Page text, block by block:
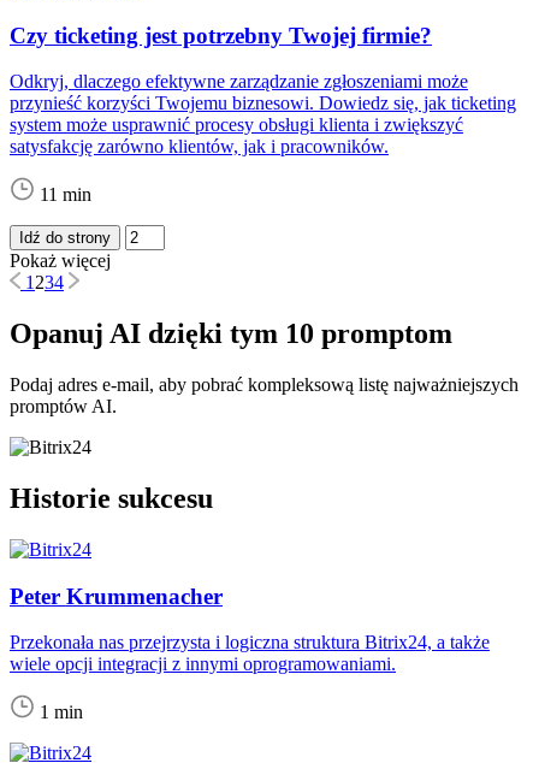
Czy ticketing jest potrzebny Twojej firmie?
Odkryj, dlaczego efektywne zarządzanie zgłoszeniami może
przynieść korzyści Twojemu biznesowi. Dowiedz się, jak ticketing
system może usprawnić procesy obsługi klienta i zwiększyć
satysfakcję zarówno klientów, jak i pracowników.
11 min
Idź do strony
Pokaż więcej
1 234
Opanuj AI dzięki tym 10 promptom
Podaj adres e-mail, aby pobrać kompleksową listę najważniejszych
promptów AI.
Historie sukcesu
Peter Krummenacher
Przekonała nas przejrzysta i logiczna struktura Bitrix24, a także
wiele opcji integracji z innymi oprogramowaniami.
1 min